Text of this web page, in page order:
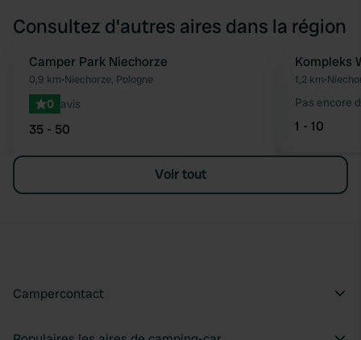
Consultez d'autres aires dans la région
Préféré
Camper Park Niechorze
0,9 km•Niechorze, Pologne
0 avis
35 - 50
Kompleks
1,2 km•
Pas encore
1 - 10
Voir tout
Campercontact